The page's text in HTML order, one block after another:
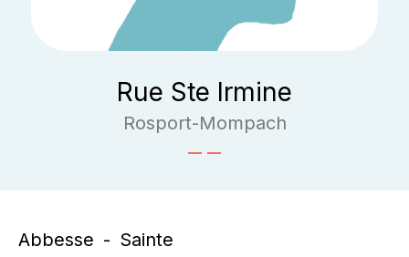
Rue Ste Irmine
Rosport-Mompach
Abbesse Sainte